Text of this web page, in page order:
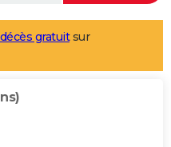
gratuitsur